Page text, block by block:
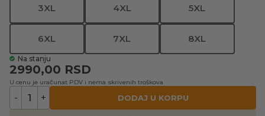
3XL
4XL 5XL
6XL 7XL 8XL
Na stanju
2990,00 RSD
U cenu je uračunat PDV i nema skrivenih troškova
- + DODAJ U KORPU